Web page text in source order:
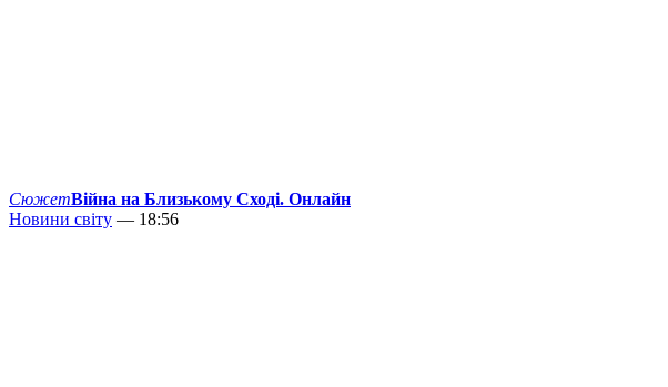
СюжетВійна на Близькому Сході. Онлайн
Новини світу — 18:56